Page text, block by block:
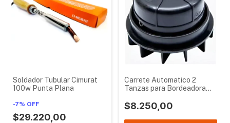
Soldador Tubular Cimurat
100w Punta Plana
-7% OFF
$29.220,00
Carrete Automatico 2
Tanzas para Bordeadora
$8.250,00